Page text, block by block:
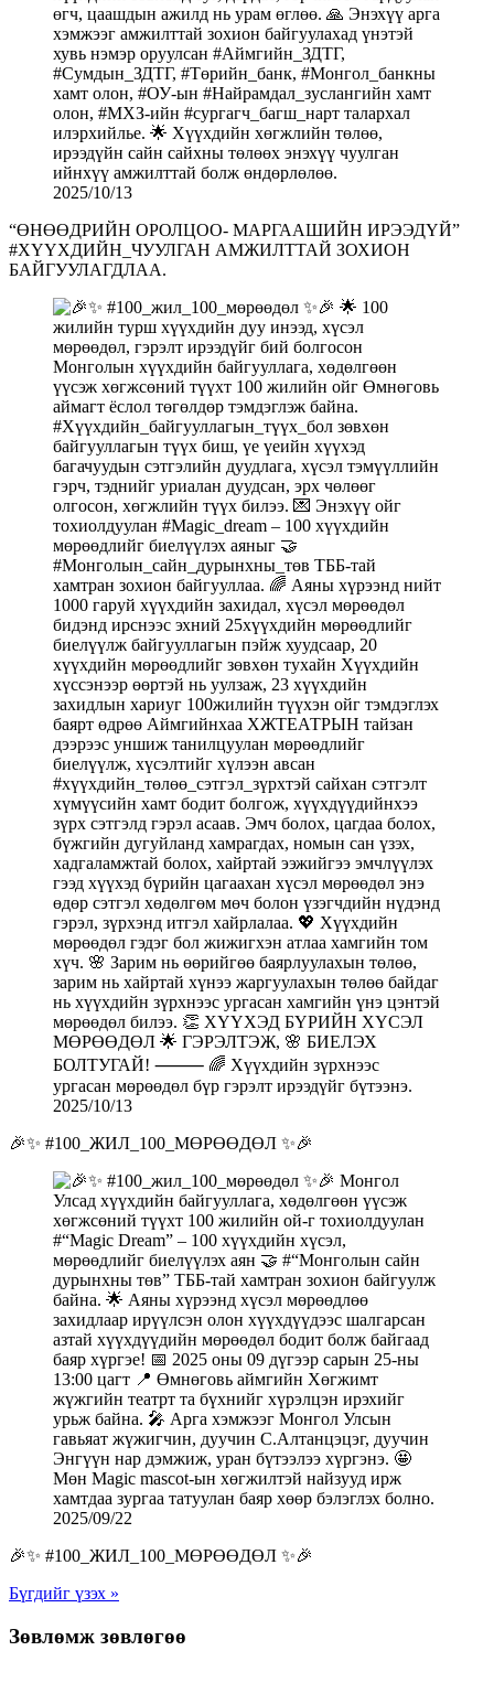
2025/10/13
“ӨНӨӨДРИЙН ОРОЛЦОО- МАРГААШИЙН ИРЭЭДҮЙ”
#ХҮҮХДИЙН_ЧУУЛГАН АМЖИЛТТАЙ ЗОХИОН
БАЙГУУЛАГДЛАА.
2025/10/13
🎉✨ #100_ЖИЛ_100_МӨРӨӨДӨЛ ✨🎉
2025/09/22
🎉✨ #100_ЖИЛ_100_МӨРӨӨДӨЛ ✨🎉
Бүгдийг үзэх »
Зөвлөмж зөвлөгөө